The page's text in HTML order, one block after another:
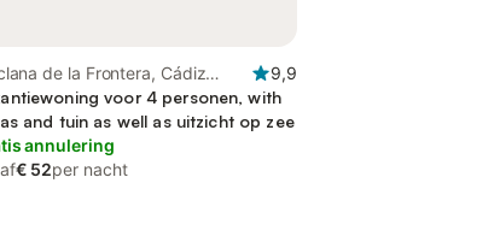
de la Frontera, Cádiz
9,9
voor 4 personen, with
and tuin as well as uitzicht op zee
annulering
€ 52per nacht